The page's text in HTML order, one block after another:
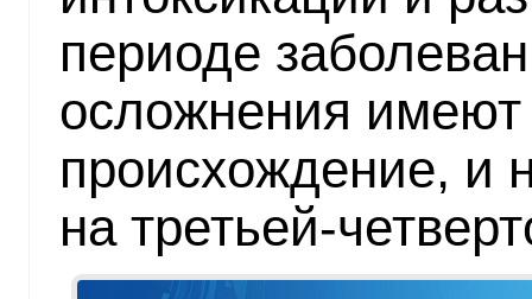
периоде
осложнения имеют
происхождение, и
на третьей-